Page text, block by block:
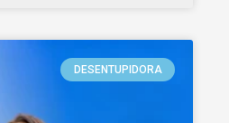
DESENTUPIDORA